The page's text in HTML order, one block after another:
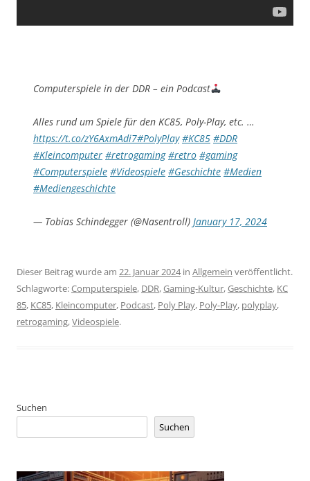
Computerspiele in der DDR – ein Podcast
Alles rund um Spiele für den KC85, Poly-Play, etc. …
https://t.co/zY6AxmAdi7#PolyPlay #KC85 #DDR
#Kleincomputer #retrogaming #retro #gaming
#Computerspiele #Videospiele #Geschichte #Medien
#Mediengeschichte
— Tobias Schindegger (@Nasentroll) January 17, 2024
Dieser Beitrag wurde am 22. Januar 2024in Allgemein veröffentlicht.
Schlagworte:Computerspiele, DDR,Gaming-Kultur,Geschichte, KC
85, KC85, Kleincomputer, Podcast, Poly Play, Poly-Play, polyplay,
retrogaming,Videospiele.
Suchen
Suchen